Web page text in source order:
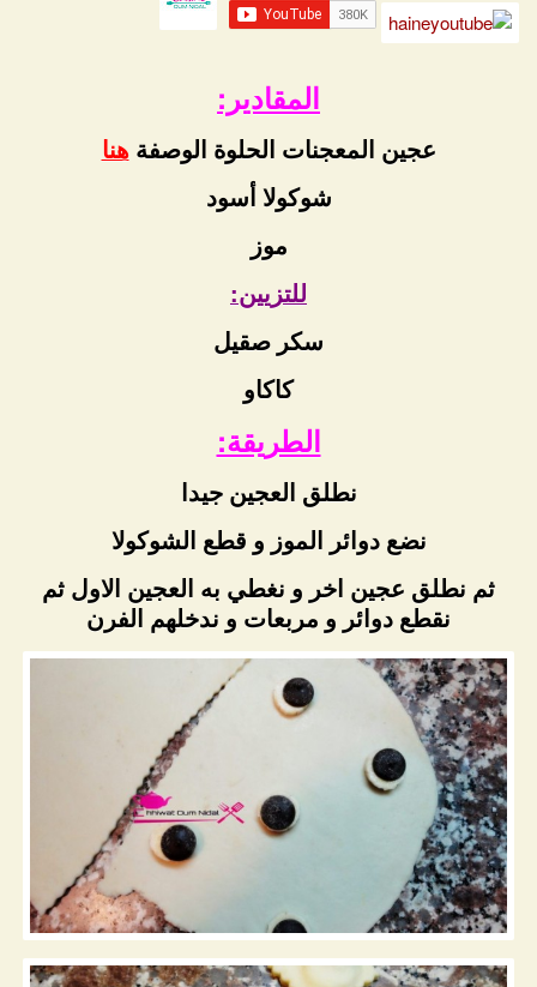
المقادير:
عجين المعجنات الحلوة الوصفةهنا
شوكولا أسود
موز
للتزيين:
سكر صقيل
كاكاو
الطريقة:
نطلق العجين جيدا
نضع دوائر الموز و قطع الشوكولا
ثم نطلق عجين اخر و نغطي به العجين الاول ثم
نقطع دوائر و مربعات و ندخلهم الفرن